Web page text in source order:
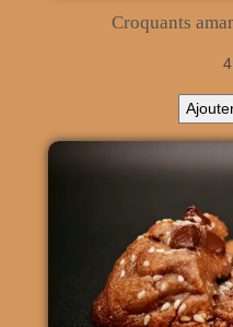
Croquants